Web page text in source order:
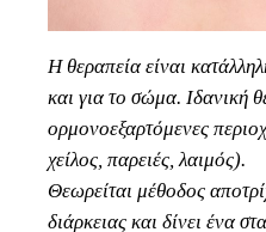
Η θεραπεία είναι
και για το σώμα. Ιδανική
ορμονοεξαρτόμενες
χείλος, παρειές, λαιμός).
Θεωρείται μέθοδος
διάρκειας και δίνει ένα